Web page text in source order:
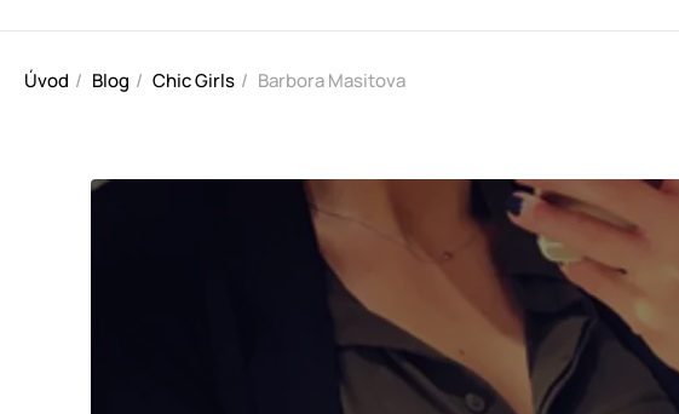
Úvod Blog Chic Girls Barbora Masitova